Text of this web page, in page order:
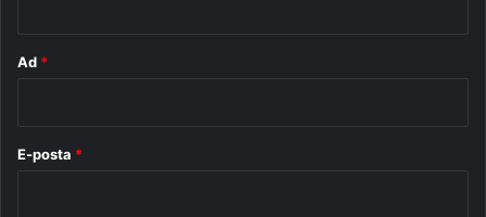
Ad *
E-posta *